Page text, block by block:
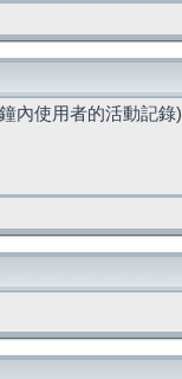
內使用者的活動記錄)